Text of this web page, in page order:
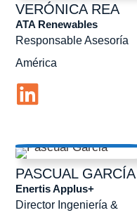
VERÓNICAREA
Responsable Asesoría
América
ATA Renewables
PASCUALGARCÍA
Director Ingeniería &
Enertis Applus+